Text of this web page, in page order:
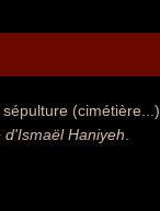
(cimétière...).
Haniyeh